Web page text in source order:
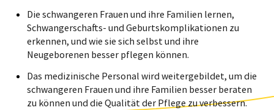
Die schwangeren Frauen und ihre Familien lernen,
Schwangerschafts- und Geburtskomplikationen zu
erkennen, und wie sie sich selbst und ihre
Neugeborenen besser pflegen können.
Das medizinische Personal wird weitergebildet, um die
schwangeren Frauen und ihre Familien besser beraten
zu können und die Qualität der Pflege zu verbessern.